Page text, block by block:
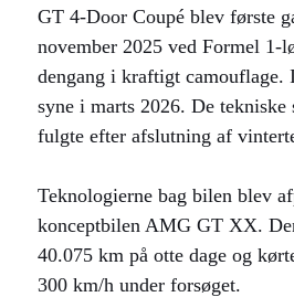
GT 4-Door Coupé blev første
november 2025 ved Formel 1-
dengang i kraftigt
syne i marts 2026. De
fulgte efter afslutning af
Teknologierne bag bilen blev
konceptbilen AMG GT XX.
40.075 km på otte dage og
300 km/h under forsøget.